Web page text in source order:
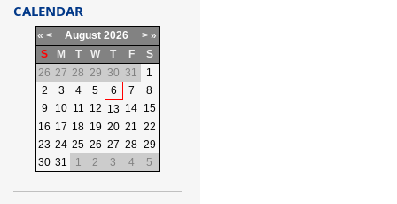
CALENDAR
« < August 2026 > »
S
M T W T F
S
26 27 28 29 30 31
1
2
3 4 5 6 7
8
9
10 11 12 13 14 15
16 17 18 19 20 21 22
23 24 25 26 27 28 29
30 31 1 2 3 4 5